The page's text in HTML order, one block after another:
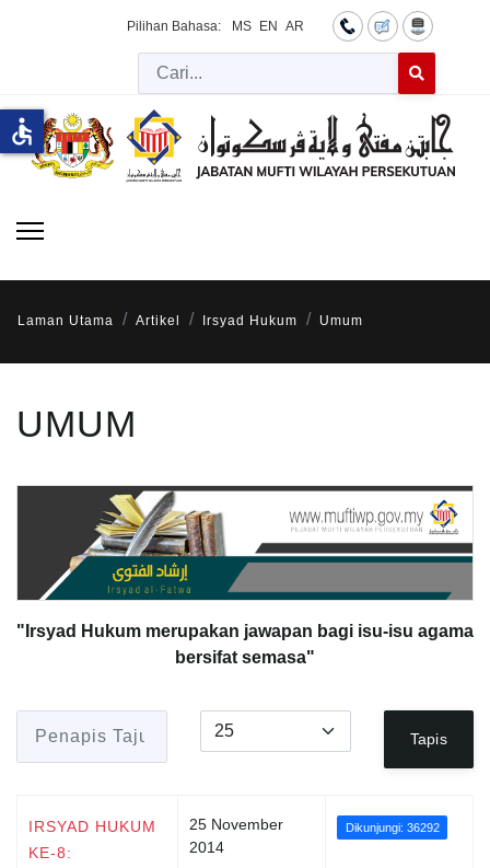
Pilihan Bahasa: MS EN AR
Cari
Laman Utama Artikel Irsyad Hukum Umum
UMUM
"Irsyad Hukum merupakan jawapan bagi isu-isu agama
bersifat semasa"
Penapis Tajuk Papar #
Tapis
IRSYAD HUKUM
KE-8:
25 November
2014
Dikunjungi: 36292
accessible